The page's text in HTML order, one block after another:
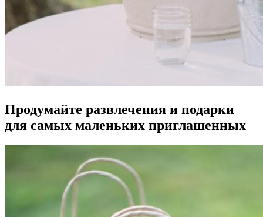
Продумайте развлечения и подарки
для самых маленьких приглашенных